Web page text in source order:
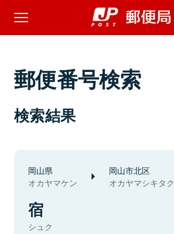
郵便番号検索
検索結果
岡山県
オカヤマケン
岡山市北区
オカヤマシキタク
宿
シュク